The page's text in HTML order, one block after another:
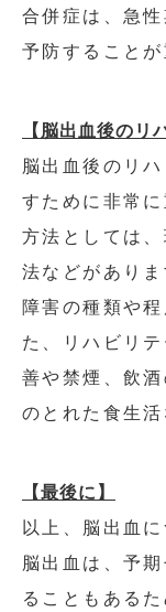
合併症は、急
予防することが
【脳出血後のリ
脳出血後のリ
すために非常
方法としては
法などがあり
障害の種類や
た、リハビリ
善や禁煙、飲
のとれた食生
【最後に】
以上、脳出血
脳出血は、予
ることもある